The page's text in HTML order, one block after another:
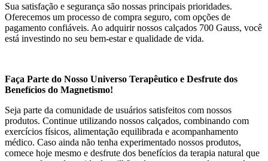
Sua satisfação e segurança são nossas principais prioridades.
Oferecemos um processo de compra seguro, com opções de
pagamento confiáveis. Ao adquirir nossos calçados 700 Gauss, você
está investindo no seu bem-estar e qualidade de vida.
Faça Parte do Nosso Universo Terapêutico e Desfrute dos
Benefícios do Magnetismo!
Seja parte da comunidade de usuários satisfeitos com nossos
produtos. Continue utilizando nossos calçados, combinando com
exercícios físicos, alimentação equilibrada e acompanhamento
médico. Caso ainda não tenha experimentado nossos produtos,
comece hoje mesmo e desfrute dos benefícios da terapia natural que